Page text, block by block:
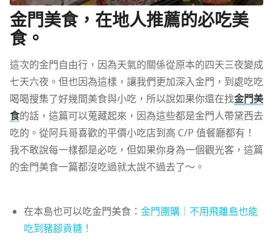
金門美食，在地人推薦的必吃美
食。
這次的金門自由行，因為天氣的關係從原本的四天三夜變成
七天六夜。但也因為這樣，讓我們更加深入金門，到處吃吃
喝喝搜集了好幾間美食與小吃，所以說如果你還在找金門美
食的話，這篇可以蒐藏起來，因為這些都是金門人帶黛西去
吃的。從阿兵哥喜歡的平價小吃店到高 C/P 值餐廳都有！
我不敢說每一樣都是必吃，但如果你身為一個觀光客，這篇
的金門美食一篇都沒吃過就太說不過去了～。
在本島也可以吃金門美食： 金門團購｜不用飛離島也能
吃到豬腳貢糖！